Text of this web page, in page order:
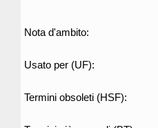
Nota d'ambito:
Usato per (UF):
Termini obsoleti (HSF):